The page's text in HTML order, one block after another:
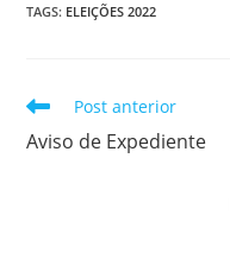
TAGS: ELEIÇÕES 2022
Leia
artigos
Post anterior
Aviso de Expediente